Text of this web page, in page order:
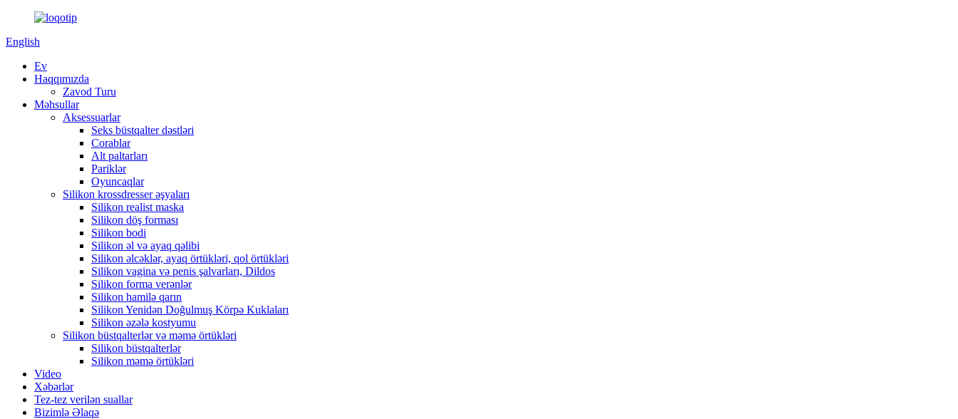
English
Ev
Haqqımızda
Zavod Turu
Məhsullar
Aksessuarlar
Seks büstqalter dəstləri
Corablar
Alt paltarları
Pariklər
Oyuncaqlar
Silikon krossdresser əşyaları
Silikon realist maska
Silikon döş forması
Silikon bodi
Silikon əl və ayaq qəlibi
Silikon əlcəklər, ayaq örtükləri, qol örtükləri
Silikon vagina və penis şalvarları, Dildos
Silikon forma verənlər
Silikon hamilə qarın
Silikon Yenidən Doğulmuş Körpə Kuklaları
Silikon əzələ kostyumu
Silikon büstqalterlər və məmə örtükləri
Silikon büstqalterlər
Silikon məmə örtükləri
Video
Xəbərlər
Tez-tez verilən suallar
Bizimlə Əlaqə